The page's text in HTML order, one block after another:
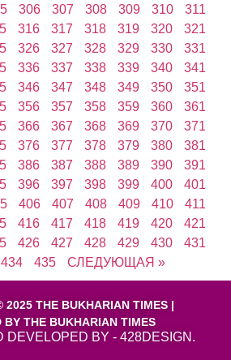
306 307 308 309 310
311
316 317 318 319 320
321
326 327 328 329 330
331
336 337 338 339 340
341
346 347 348 349 350
351
356 357 358 359 360
361
366 367 368 369 370
371
376 377 378 379 380
381
386 387 388 389 390
391
396 397 398 399 400
401
406 407 408 409 410
411
416 417 418 419 420
421
426 427 428 429 430
431
434 435 СЛЕДУЮЩАЯ »
2025 THE BUKHARIAN TIMES |
BY THE BUKHARIAN TIMES
DEVELOPED BY - 428DESIGN.